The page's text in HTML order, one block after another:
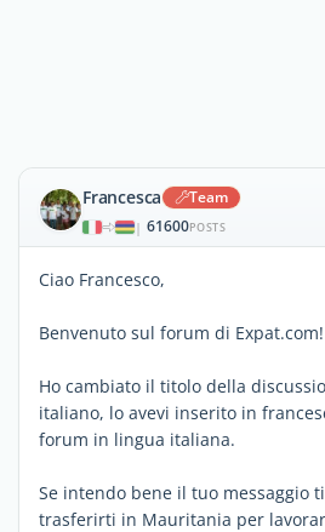
Francesca Team
| 61600POSTS
Ciao Francesco,
Benvenuto sul forum di Expat.com!
Ho cambiato il titolo della
italiano, lo avevi inserito in
forum in lingua italiana.
Se intendo bene il tuo messaggio
trasferirti in Mauritania per